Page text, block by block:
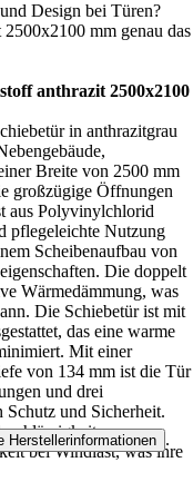
Design bei Türen?
mm genau das
anthrazit 2500x2100
in anthrazitgrau
Breite von 2500 mm
großzügige Öffnungen
aus Polyvinylchlorid
pflegeleichte Nutzung
Scheibenaufbau von
Die doppelt
Wärmedämmung, was
Die Schiebetür ist mit
das eine warme
Mit einer
von 134 mm ist die Tür
und drei
Schutz und Sicherheit.
bei Windlast, was ihre
Herstellerinformationen .